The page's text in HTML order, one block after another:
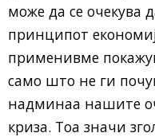
може да се очекува
принципот
применивме
само што не ги
надминаа нашите
криза. Тоа значи